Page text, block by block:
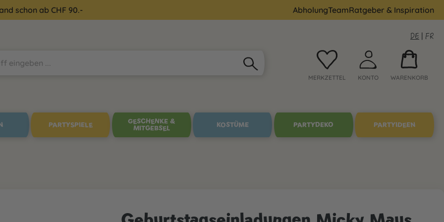
schon ab CHF 90.- AbholungTeamRatgeber & Inspiration
DE | FR
MERKZETTEL KONTO WARENKORB
PARTYSPIELE
GESCHENKE &
MITGEBSEL
KOSTÜME PARTYDEKO PARTYIDEEN